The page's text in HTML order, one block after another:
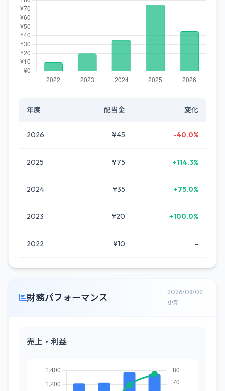
年度 配当金 変化
2026 ¥45 -40.0%
2025 ¥75 +114.3%
2024 ¥35 +75.0%
2023 ¥20 +100.0%
2022 ¥10 -
財務パフォーマンス
2026/08/02
更新
売上・利益